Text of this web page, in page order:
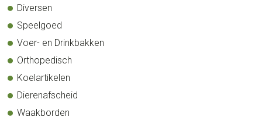
Diversen
Speelgoed
Voer- en Drinkbakken
Orthopedisch
Koelartikelen
Dierenafscheid
Waakborden